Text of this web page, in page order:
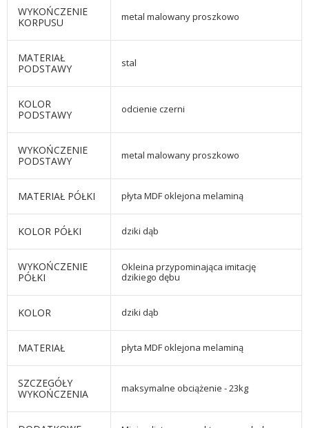
WYKOŃCZENIE
KORPUSU
metal malowany proszkowo
MATERIAŁ
PODSTAWY
stal
KOLOR
PODSTAWY
odcienie czerni
WYKOŃCZENIE
PODSTAWY
metal malowany proszkowo
MATERIAŁ PÓŁKI płyta MDF oklejona melaminą
KOLOR PÓŁKI dziki dąb
WYKOŃCZENIE
PÓŁKI
Okleina przypominająca imitację
dzikiego dębu
KOLOR dziki dąb
MATERIAŁ płyta MDF oklejona melaminą
SZCZEGÓŁY
WYKOŃCZENIA
maksymalne obciążenie - 23kg